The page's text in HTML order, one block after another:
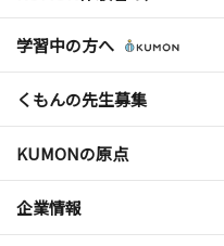
学習中の方へ
くもんの先生募集
KUMONの原点
企業情報